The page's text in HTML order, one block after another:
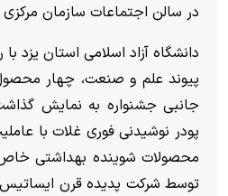
در سالن اجتماعات سازمان مرکزی
دانشگاه آزاد اسلامی استان یزد
پیوند علم و صنعت، چهار محصول
جانبی جشنواره به نمایش
پودر نوشیدنی فوری غلات با
محصولات شوینده بهداشتی
توسط شرکت پدیده قرن